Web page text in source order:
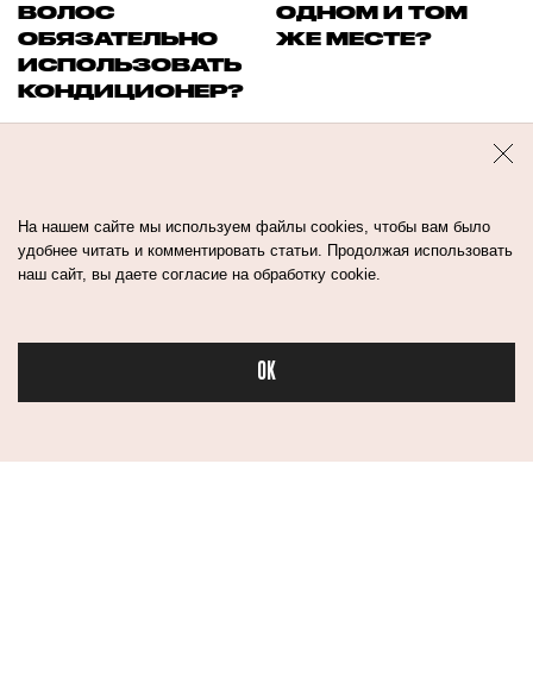
Бьюти в спорте
ВОЛОС
ОБЯЗАТЕЛЬНО
ИСПОЛЬЗОВАТЬ
КОНДИЦИОНЕР?
ОДНОМ И ТОМ
ЖЕ МЕСТЕ?
На нашем сайте мы используем файлы cookies, чтобы вам было
удобнее читать и комментировать статьи. Продолжая использовать
наш сайт, вы даете согласие на обработку cookie.
OK